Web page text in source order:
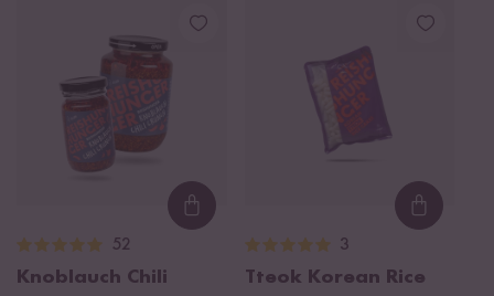
Loading...
52
Knoblauch Chili
3
Tteok Korean Rice